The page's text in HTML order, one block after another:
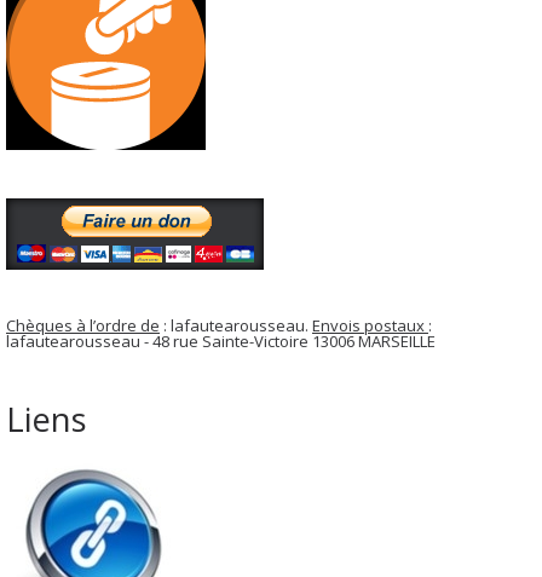
Chèques à l’ordre de : lafautearousseau. Envois postaux :
lafautearousseau - 48 rue Sainte-Victoire 13006 MARSEILLE
Liens